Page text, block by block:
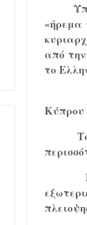
«ήρεμα
από
το
Κύπρου